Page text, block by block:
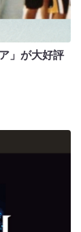
」が大好評